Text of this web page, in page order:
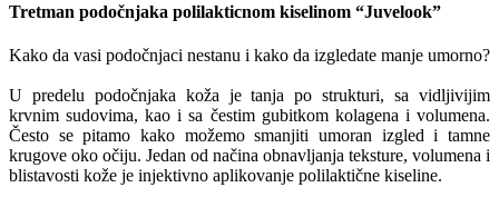
Tretman podočnjaka polilakticnom kiselinom “Juvelook”
Kako da vasi podočnjaci nestanu i kako da izgledate manje umorno?
U predelu podočnjaka koža je tanja po strukturi, sa vidljivijim
krvnim sudovima, kao i sa čestim gubitkom kolagena i volumena.
Često se pitamo kako možemo smanjiti umoran izgled i tamne
krugove oko očiju. Jedan od načina obnavljanja teksture, volumena i
blistavosti kože je injektivno aplikovanje polilaktične kiseline.